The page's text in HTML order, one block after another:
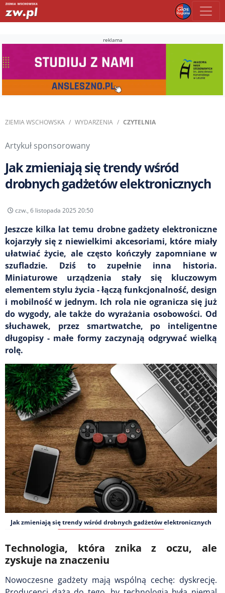
reklama
ZIEMIA WSCHOWSKA WYDARZENIA CZYTELNIA
Artykuł sponsorowany
Jak zmieniają się trendy wśród
drobnych gadżetów elektronicznych
czw., 6 listopada 2025 20:50
Jeszcze kilka lat temu drobne gadżety elektroniczne
kojarzyły się z niewielkimi akcesoriami, które miały
ułatwiać życie, ale często kończyły zapomniane w
szufladzie. Dziś to zupełnie inna historia.
Miniaturowe urządzenia stały się kluczowym
elementem stylu życia - łączą funkcjonalność, design
i mobilność w jednym. Ich rola nie ogranicza się już
do wygody, ale także do wyrażania osobowości. Od
słuchawek, przez smartwatche, po inteligentne
długopisy - małe formy zaczynają odgrywać wielką
rolę.
Jak zmieniają się trendy wśród drobnych gadżetów elektronicznych
Technologia, która znika z oczu, ale
zyskuje na znaczeniu
Nowoczesne gadżety mają wspólną cechę: dyskrecję.